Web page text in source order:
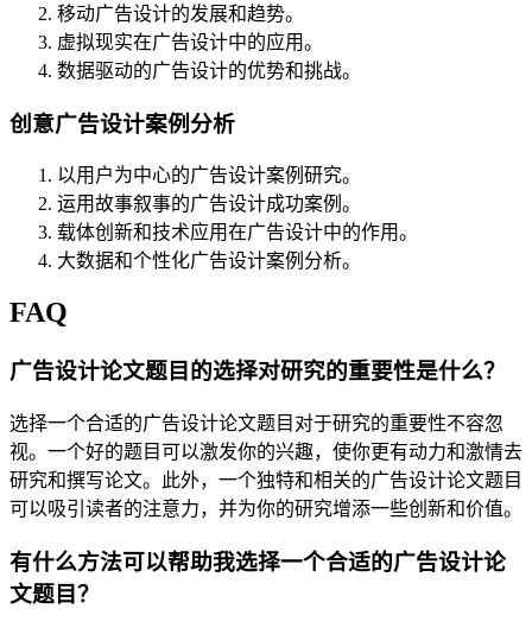
移动广告设计的发展和趋势。
虚拟现实在广告设计中的应用。
数据驱动的广告设计的优势和挑战。
创意广告设计案例分析
以用户为中心的广告设计案例研究。
运用故事叙事的广告设计成功案例。
载体创新和技术应用在广告设计中的作用。
大数据和个性化广告设计案例分析。
FAQ
广告设计论文题目的选择对研究的重要性是什么？
选择一个合适的广告设计论文题目对于研究的重要性不容忽
视。一个好的题目可以激发你的兴趣，使你更有动力和激情去
研究和撰写论文。此外，一个独特和相关的广告设计论文题目
可以吸引读者的注意力，并为你的研究增添一些创新和价值。
有什么方法可以帮助我选择一个合适的广告设计论
文题目？